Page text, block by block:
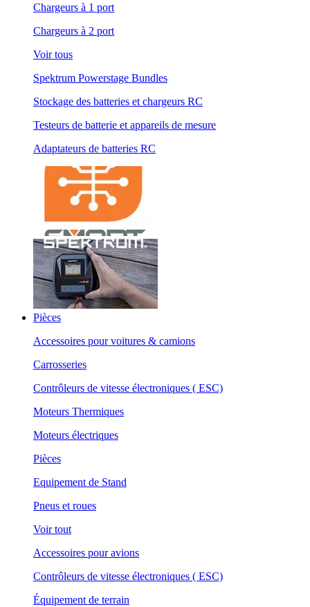
Chargeurs à 1 port
Chargeurs à 2 port
Voir tous
Spektrum Powerstage Bundles
Stockage des batteries et chargeurs RC
Testeurs de batterie et appareils de mesure
Adaptateurs de batteries RC
Pièces
Accessoires pour voitures & camions
Carrosseries
Contrôleurs de vitesse électroniques ( ESC)
Moteurs Thermiques
Moteurs électriques
Pièces
Equipement de Stand
Pneus et roues
Voir tout
Accessoires pour avions
Contrôleurs de vitesse électroniques ( ESC)
Équipement de terrain